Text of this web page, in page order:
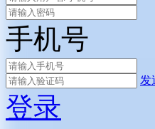
手机号
发
登录